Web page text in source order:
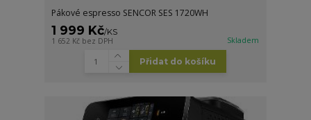
Pákové espresso SENCOR SES 1720WH
1 999 Kč/KS
1 652 Kč bez DPH Skladem
Přidat do košíku